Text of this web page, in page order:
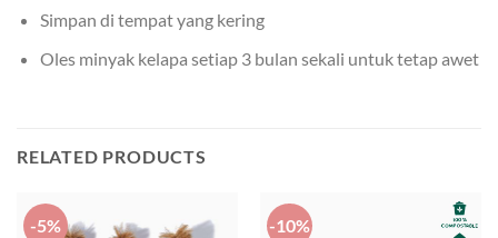
Simpan di tempat yang kering
Oles minyak kelapa setiap 3 bulan sekali untuk tetap awet
RELATED PRODUCTS
-5% -10%